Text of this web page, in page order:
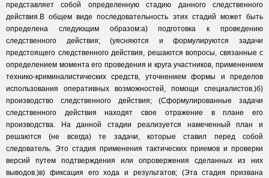
представляет собой определенную стадию данного следственного
действия.В общем виде последовательность этих стадий может быть
определена следующим образом:а) подготовка к проведению
следственного действия; (уясняются и формулируются задачи
предстоящего следственного действия, решаются вопросы, связанные с
определением момента его проведения и круга участников, применением
технико-криминалистических средств, уточнением формы и пределов
использования оперативных возможностей, помощи специалистов.)б)
производство следственного действия; (Сформулированные задачи
следственного действия находят свое отражение в плане его
производства. На данной стадии реализуется намеченный план и
решаются (не всегда) те задачи, которые ставил перед собой
следователь. Это стадия применения тактических приемов и проверки
версий путем подтверждения или опровержения сделанных из них
выводов.)в) фиксация его хода и результатов; (Эта стадия призвана